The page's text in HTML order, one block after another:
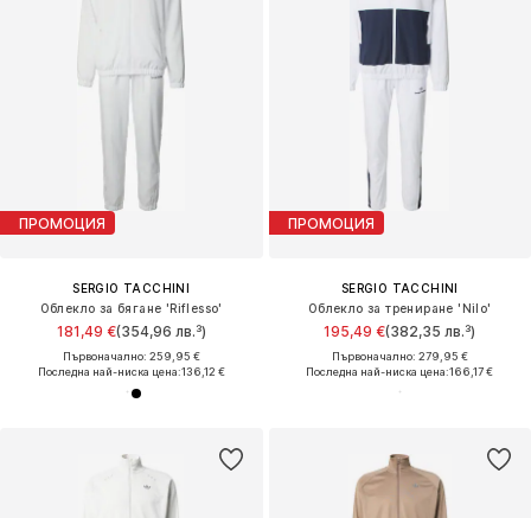
ПРОМОЦИЯ
SERGIO TACCHINI
Облекло за бягане 'Riflesso'
181,49 €(354,96 лв.³)
Първоначално: 259,95 €
Последна най-ниска цена:136,12 €
ПРОМОЦИЯ
SERGIO TACCHINI
Облекло за трениране 'Nilo'
195,49 €(382,35 лв.³)
Първоначално: 279,95 €
Последна най-ниска цена:166,17 €